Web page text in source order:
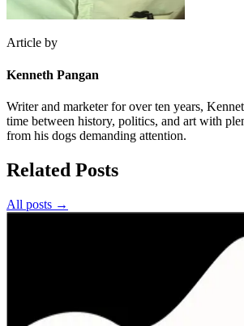
Article by
Kenneth Pangan
Writer and marketer for over ten years,
time between history, politics, and art with
from his dogs demanding attention.
Related Posts
All posts →